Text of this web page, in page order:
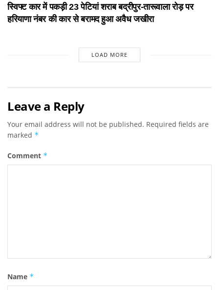
स्विफ्ट कार में पकड़ी 23 पेटियां शराब बद्रीपुर-तारूवाला रोड़ पर
हरियाणा नंबर की कार से बरामद हुआ अवैध जखीरा
LOAD MORE
Leave a Reply
Your email address will not be published. Required fields are
marked *
Comment *
Name *